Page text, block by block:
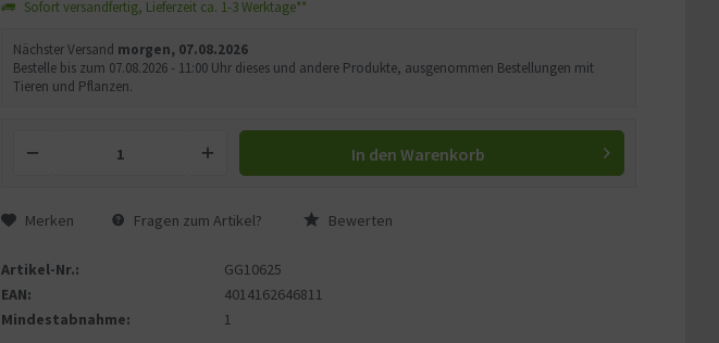
Sofort versandfertig, Lieferzeit ca. 1-3 Werktage**
Nächster Versand morgen, 07.08.2026
Bestelle bis zum 07.08.2026 - 11:00 Uhr dieses und andere Produkte, ausgenommen Bestellungen mit
Tieren und Pflanzen.
In den Warenkorb
Merken Fragen zum Artikel? Bewerten
Artikel-Nr.:
GG10625
EAN:
4014162646811
Mindestabnahme:
1